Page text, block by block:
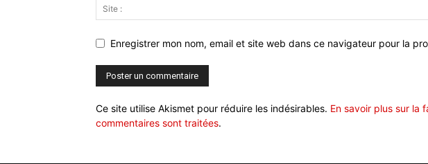
Enregistrer mon nom, email et site web dans ce navigateur pour la
Ce site utilise Akismet pour réduire les indésirables. En savoir plus sur la
commentaires sont traitées.